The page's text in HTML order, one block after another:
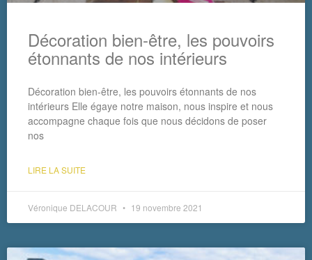
Décoration bien-être, les pouvoirs
étonnants de nos intérieurs
Décoration bien-être, les pouvoirs étonnants de nos
intérieurs Elle égaye notre maison, nous inspire et nous
accompagne chaque fois que nous décidons de poser
nos
LIRE LA SUITE
Véronique DELACOUR 19 novembre 2021